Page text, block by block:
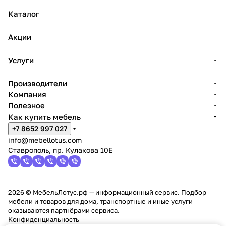
Каталог
Акции
Услуги
Производители
Компания
Полезное
Как купить мебель
+7 8652 997 027
info@mebellotus.com
Ставрополь, пр. Кулакова 10Е
2026 © МебельЛотус.рф — информационный сервис. Подбор
мебели и товаров для дома, транспортные и иные услуги
оказываются партнёрами сервиса.
Конфиденциальность